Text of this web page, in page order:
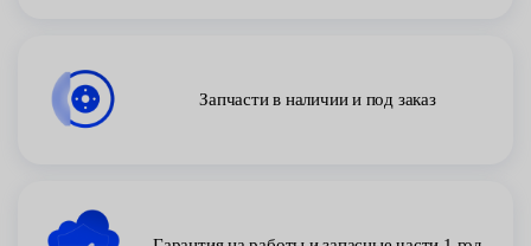
Запчасти в наличии и под заказ